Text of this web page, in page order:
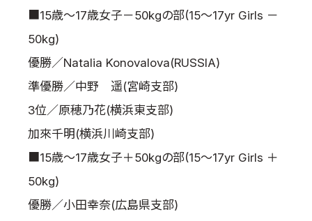
■15歳～17歳女子－50kgの部(15～17yr Girls －
50kg)
優勝／Natalia Konovalova(RUSSIA)
準優勝／中野 遥(宮崎支部)
3位／原穂乃花(横浜東支部)
加來千明(横浜川崎支部)
■15歳～17歳女子＋50kgの部(15～17yr Girls ＋
50kg)
優勝／小田幸奈(広島県支部)